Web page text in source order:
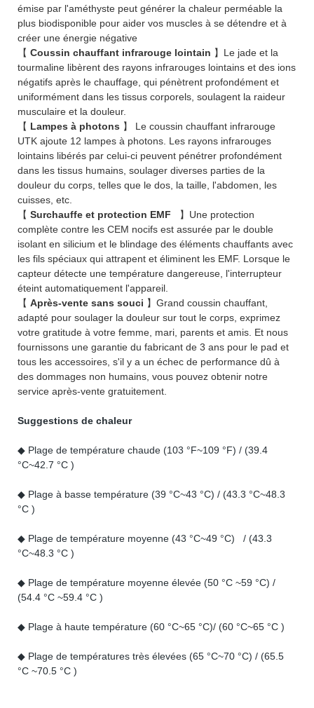
émise par l'améthyste peut générer la chaleur perméable la
plus biodisponible pour aider vos muscles à se détendre et à
créer une énergie négative
【 Coussin chauffant infrarouge lointain 】Le jade et la
tourmaline libèrent des rayons infrarouges lointains et des ions
négatifs après le chauffage, qui pénètrent profondément et
uniformément dans les tissus corporels, soulagent la raideur
musculaire et la douleur.
【 Lampes à photons 】 Le coussin chauffant infrarouge
UTK ajoute 12 lampes à photons. Les rayons infrarouges
lointains libérés par celui-ci peuvent pénétrer profondément
dans les tissus humains, soulager diverses parties de la
douleur du corps, telles que le dos, la taille, l'abdomen, les
cuisses, etc.
【 Surchauffe et protection EMF
】Une protection
complète contre les CEM nocifs est assurée par le double
isolant en silicium et le blindage des éléments chauffants avec
les fils spéciaux qui attrapent et éliminent les EMF. Lorsque le
capteur détecte une température dangereuse, l'interrupteur
éteint automatiquement l'appareil.
【 Après-vente sans souci 】Grand coussin chauffant,
adapté pour soulager la douleur sur tout le corps, exprimez
votre gratitude à votre femme, mari, parents et amis. Et nous
fournissons une garantie du fabricant de 3 ans pour le pad et
tous les accessoires, s'il y a un échec de performance dû à
des dommages non humains, vous pouvez obtenir notre
service après-vente gratuitement.
Suggestions de chaleur
◆ Plage de température chaude (103 °F~109 °F) / (39.4
°C~42.7 °C )
◆ Plage à basse température (39 °C~43 °C) / (43.3 °C~48.3
°C )
◆ Plage de température moyenne (43 °C~49 °C) / (43.3
°C~48.3 °C )
◆ Plage de température moyenne élevée (50 °C ~59 °C) /
(54.4 °C ~59.4 °C )
◆ Plage à haute température (60 °C~65 °C)/ (60 °C~65 °C )
◆ Plage de températures très élevées (65 °C~70 °C) / (65.5
°C ~70.5 °C )